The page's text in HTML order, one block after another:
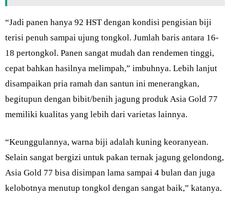
“Jadi panen hanya 92 HST dengan kondisi pengisian biji
terisi penuh sampai ujung tongkol. Jumlah baris antara 16-
18 pertongkol. Panen sangat mudah dan rendemen tinggi,
cepat bahkan hasilnya melimpah,” imbuhnya. Lebih lanjut
disampaikan pria ramah dan santun ini menerangkan,
begitupun dengan bibit/benih jagung produk Asia Gold 77
memiliki kualitas yang lebih dari varietas lainnya.
“Keunggulannya, warna biji adalah kuning keoranyean.
Selain sangat bergizi untuk pakan ternak jagung gelondong,
Asia Gold 77 bisa disimpan lama sampai 4 bulan dan juga
kelobotnya menutup tongkol dengan sangat baik,” katanya.